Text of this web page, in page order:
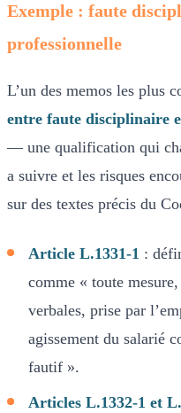
Exemple : faute
professionnelle
L’un des memos les plus
entre faute disciplinaire
— une qualification qui
a suivre et les risques
sur des textes précis du
Article L.1331-1 :
comme « toute
verbales, prise par
agissement du salarié
fautif ».
Articles L.1332-1 et